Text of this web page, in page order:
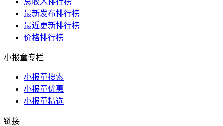
总收入排行榜
最新发布排行榜
最近更新排行榜
价格排行榜
小报童专栏
小报童搜索
小报童优惠
小报童精选
链接